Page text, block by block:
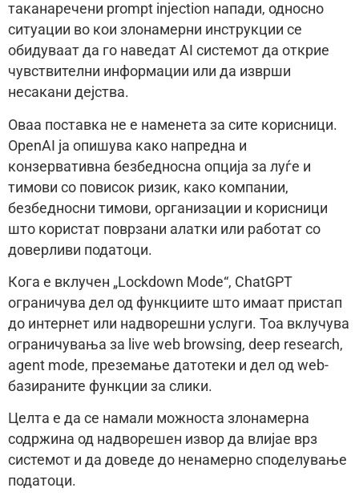
таканаречени prompt injection напади, односно
ситуации во кои злонамерни инструкции се
обидуваат да го наведат AI системот да открие
чувствителни информации или да изврши
несакани дејства.
Оваа поставка не е наменета за сите корисници.
OpenAI ја опишува како напредна и
конзервативна безбедносна опција за луѓе и
тимови со повисок ризик, како компании,
безбедносни тимови, организации и корисници
што користат поврзани алатки или работат со
доверливи податоци.
Кога е вклучен „Lockdown Mode“, ChatGPT
ограничува дел од функциите што имаат пристап
до интернет или надворешни услуги. Тоа вклучува
ограничувања за live web browsing, deep research,
agent mode, преземање датотеки и дел од web-
базираните функции за слики.
Целта е да се намали можноста злонамерна
содржина од надворешен извор да влијае врз
системот и да доведе до ненамерно споделување
податоци.